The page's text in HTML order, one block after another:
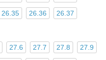
26.35 26.36 26.37
27.6 27.7 27.8 27.9